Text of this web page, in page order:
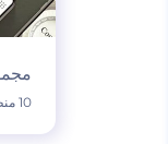
10 منظر